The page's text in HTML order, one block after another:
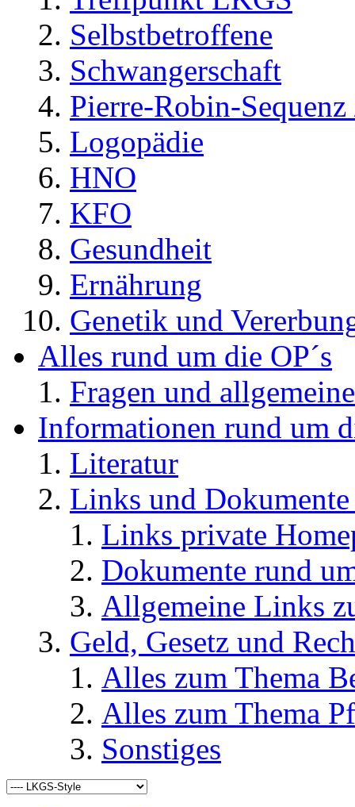
Selbstbetroffene
Schwangerschaft
Pierre-Robin-
Logopädie
HNO
KFO
Gesundheit
Ernährung
Genetik und
Alles rund um die OP´s
Fragen und
Informationen rund um
Literatur
Links und
Links private
Dokumente rund
Allgemeine Links
Geld, Gesetz und
Alles zum Thema
Alles zum Thema
Sonstiges